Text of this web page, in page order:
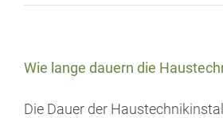
Wie lange dauern die
Die Dauer der